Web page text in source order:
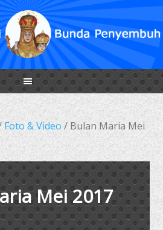
Foto & Video / Bulan Maria Mei
Mei 2017